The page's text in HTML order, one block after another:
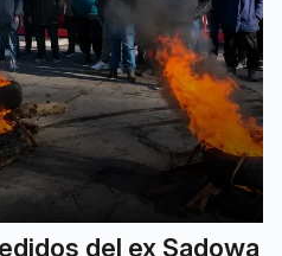
del ex Sadowa